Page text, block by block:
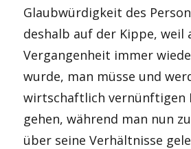
Glaubwürdigkeit des
deshalb auf der Kippe, weil
Vergangenheit immer
wurde, man müsse und
wirtschaftlich vernünftigen
gehen, während man nun
über seine Verhältnisse